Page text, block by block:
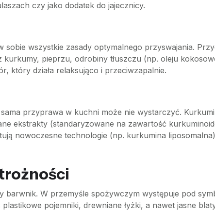
czy jako dodatek do jajecznicy.
wszystkie zasady optymalnego przyswajania.
pieprzu, odrobiny tłuszczu (np. oleju
który działa relaksująco i przeciwzapalnie.
przyprawa w kuchni może nie wystarczyć.
ekstrakty (standaryzowane na zawartość
nowoczesne technologie (np. kurkumina
W przemyśle spożywczym występuje pod
pojemniki, drewniane łyżki, a nawet jasne